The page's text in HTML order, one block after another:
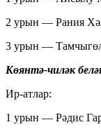
2 урын — Рания
3 урын — Тамчыгөл
Көянтә-чиләк
Ир-атлар:
1 урын — Рәдис